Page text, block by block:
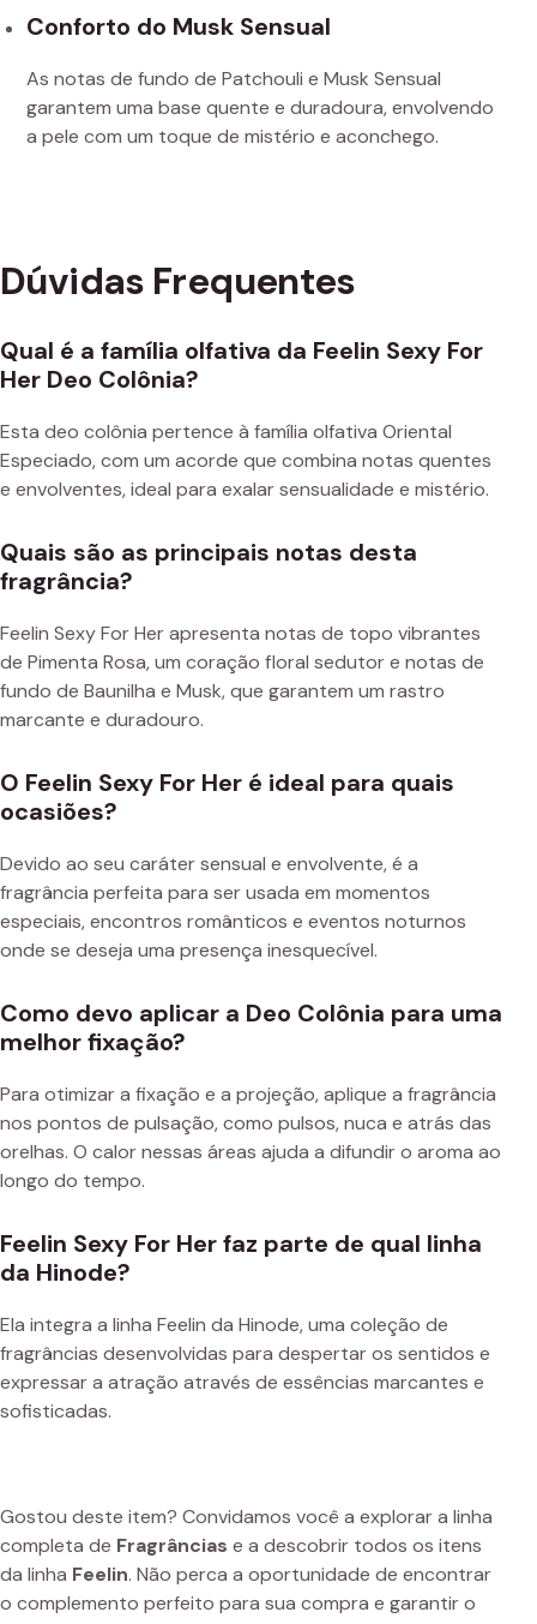
Conforto do Musk Sensual
As notas de fundo de Patchouli e Musk Sensual
garantem uma base quente e duradoura, envolvendo
a pele com um toque de mistério e aconchego.
Dúvidas Frequentes
Qual é a família olfativa da Feelin Sexy For
Her Deo Colônia?
Esta deo colônia pertence à família olfativa Oriental
Especiado, com um acorde que combina notas quentes
e envolventes, ideal para exalar sensualidade e mistério.
Quais são as principais notas desta
fragrância?
Feelin Sexy For Her apresenta notas de topo vibrantes
de Pimenta Rosa, um coração floral sedutor e notas de
fundo de Baunilha e Musk, que garantem um rastro
marcante e duradouro.
O Feelin Sexy For Her é ideal para quais
ocasiões?
Devido ao seu caráter sensual e envolvente, é a
fragrância perfeita para ser usada em momentos
especiais, encontros românticos e eventos noturnos
onde se deseja uma presença inesquecível.
Como devo aplicar a Deo Colônia para uma
melhor fixação?
Para otimizar a fixação e a projeção, aplique a fragrância
nos pontos de pulsação, como pulsos, nuca e atrás das
orelhas. O calor nessas áreas ajuda a difundir o aroma ao
longo do tempo.
Feelin Sexy For Her faz parte de qual linha
da Hinode?
Ela integra a linha Feelin da Hinode, uma coleção de
fragrâncias desenvolvidas para despertar os sentidos e
expressar a atração através de essências marcantes e
sofisticadas.
Gostou deste item? Convidamos você a explorar a linha
completa de Fragrâncias e a descobrir todos os itens
da linha Feelin. Não perca a oportunidade de encontrar
o complemento perfeito para sua compra e garantir o